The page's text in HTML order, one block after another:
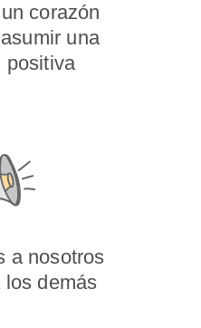
corazón
una
positiva
a nosotros
los demás